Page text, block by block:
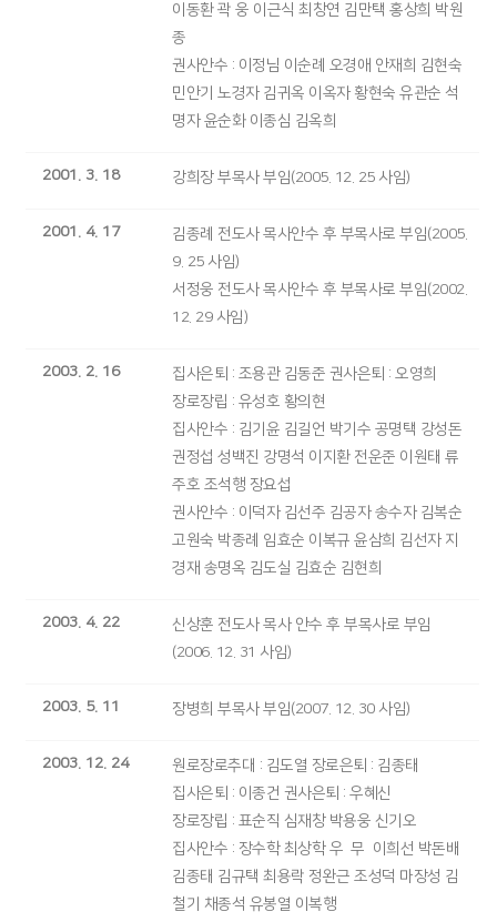
이동환 곽 웅 이근식 최창연 김만택 홍상희 박원
종
권사안수 : 이정님 이순례 오경애 안재희 김현숙
민안기 노경자 김귀옥 이옥자 황현숙 유관순 석
명자 윤순화 이종심 김옥희
2001. 3. 18 강희장 부목사 부임(2005. 12. 25 사임)
2001. 4. 17
김종례 전도사 목사안수 후 부목사로 부임(2005.
9. 25 사임)
서정웅 전도사 목사안수 후 부목사로 부임(2002.
12. 29 사임)
2003. 2. 16
집사은퇴 : 조용관 김동준 권사은퇴 : 오영희
장로장립 : 유성호 황의현
집사안수 : 김기윤 김길언 박기수 공명택 강성돈
권정섭 성백진 강명석 이지환 전운준 이원태 류
주호 조석행 장요섭
권사안수 : 이덕자 김선주 김공자 송수자 김복순
고원숙 박종례 임효순 이복규 윤삼희 김선자 지
경재 송명옥 김도실 김효순 김현희
2003. 4. 22
신상훈 전도사 목사 안수 후 부목사로 부임
(2006. 12. 31 사임)
2003. 5. 11 장병희 부목사 부임(2007. 12. 30 사임)
2003. 12. 24
원로장로추대 : 김도열 장로은퇴 : 김종태
집사은퇴 : 이종건 권사은퇴 : 우혜신
장로장립 : 표순직 심재창 박용웅 신기오
집사안수 : 장수학 최상학 우 무 이희선 박돈배
김종태 김규택 최용락 정완근 조성덕 마장성 김
철기 채종석 유봉열 이복행